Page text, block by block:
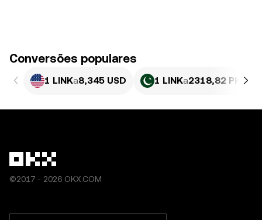
Conversões populares
1 LINKa8,345 USD 1 LINKa2318,82 PKR
©2017 - 2026 OKX.COM